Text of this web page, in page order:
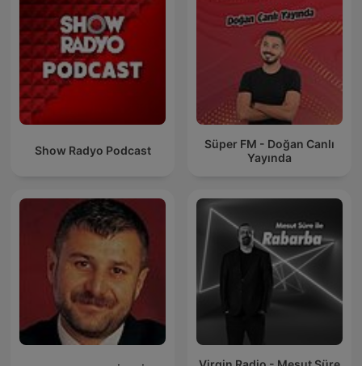
Show Radyo Podcast
Süper FM - Doğan Canlı
Yayında